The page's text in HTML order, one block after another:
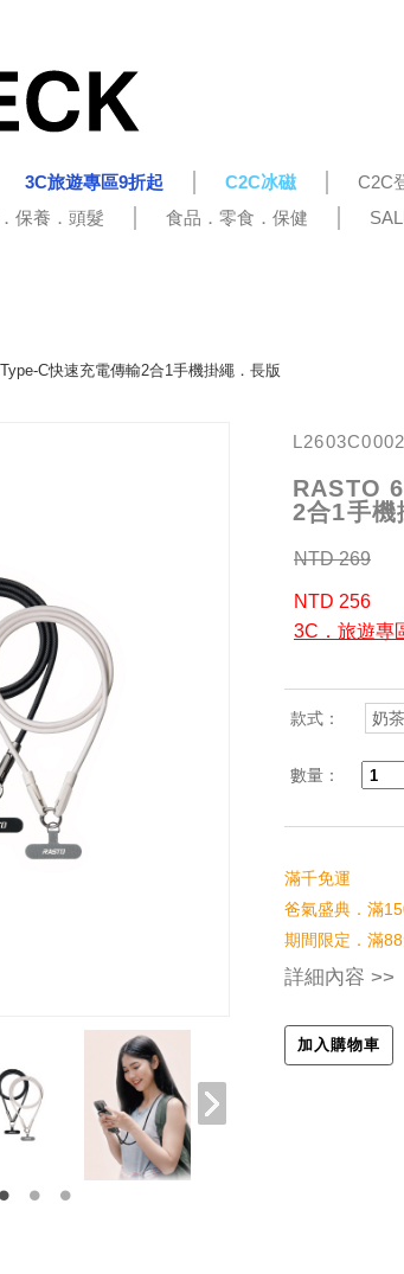
3C旅遊專區9折起 C2C冰磁 C2C
保養．頭髮 食品．零食．保健
C快速充電傳輸2合1手機掛繩．長版
RASTO
2合1手機
NTD 269
NTD 256
3C．旅遊專
款式： 奶茶
數量：
滿千免運
爸氣盛典．滿
期間限定．滿
詳細內容 >>
加入購物車